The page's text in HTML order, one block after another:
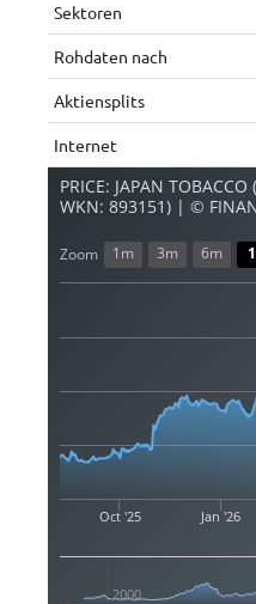
Sektoren
Rohdaten nach
Aktiensplits
Internet
PRICE: JAPAN
WKN: 893151) | ©
Oct '25 Jan '26
2000
Zoom 1m 3m 6m